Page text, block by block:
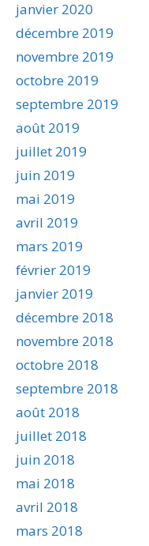
janvier 2020
décembre 2019
novembre 2019
octobre 2019
septembre 2019
août 2019
juillet 2019
juin 2019
mai 2019
avril 2019
mars 2019
février 2019
janvier 2019
décembre 2018
novembre 2018
octobre 2018
septembre 2018
août 2018
juillet 2018
juin 2018
mai 2018
avril 2018
mars 2018